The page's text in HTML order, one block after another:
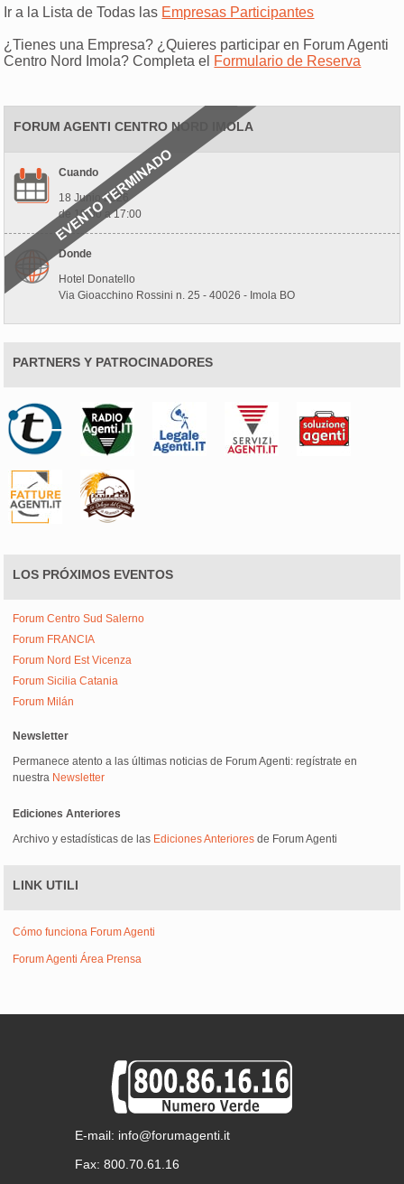
Ir a la Lista de Todas las Empresas Participantes
¿Tienes una Empresa? ¿Quieres participar en Forum Agenti
Centro Nord Imola? Completa el Formulario de Reserva
FORUM AGENTI CENTRO NORD IMOLA
Cuando
18 Junio 2026
de 10:00 a 17:00
Donde
Hotel Donatello
Via Gioacchino Rossini n. 25 - 40026 - Imola BO
PARTNERS Y PATROCINADORES
LOS PRÓXIMOS EVENTOS
Forum Centro Sud Salerno
Forum FRANCIA
Forum Nord Est Vicenza
Forum Sicilia Catania
Forum Milán
Newsletter
Permanece atento a las últimas noticias de Forum Agenti: regístrate en
nuestra Newsletter
Ediciones Anteriores
Archivo y estadísticas de las Ediciones Anteriores de Forum Agenti
LINK UTILI
Cómo funciona Forum Agenti
Forum Agenti Área Prensa
E-mail: info@forumagenti.it
Fax: 800.70.61.16